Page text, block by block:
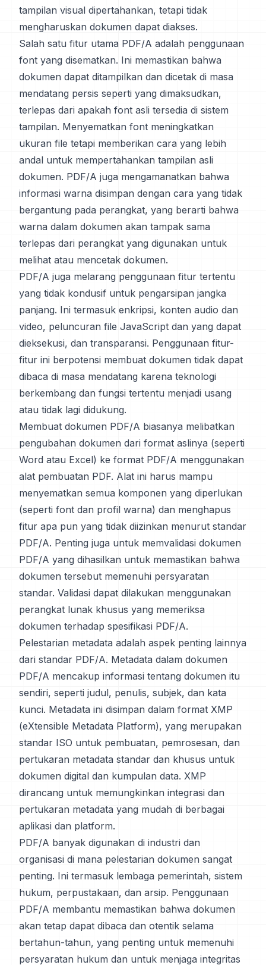
tampilan visual dipertahankan, tetapi tidak
mengharuskan dokumen dapat diakses.
Salah satu fitur utama PDF/A adalah penggunaan
font yang disematkan. Ini memastikan bahwa
dokumen dapat ditampilkan dan dicetak di masa
mendatang persis seperti yang dimaksudkan,
terlepas dari apakah font asli tersedia di sistem
tampilan. Menyematkan font meningkatkan
ukuran file tetapi memberikan cara yang lebih
andal untuk mempertahankan tampilan asli
dokumen. PDF/A juga mengamanatkan bahwa
informasi warna disimpan dengan cara yang tidak
bergantung pada perangkat, yang berarti bahwa
warna dalam dokumen akan tampak sama
terlepas dari perangkat yang digunakan untuk
melihat atau mencetak dokumen.
PDF/A juga melarang penggunaan fitur tertentu
yang tidak kondusif untuk pengarsipan jangka
panjang. Ini termasuk enkripsi, konten audio dan
video, peluncuran file JavaScript dan yang dapat
dieksekusi, dan transparansi. Penggunaan fitur-
fitur ini berpotensi membuat dokumen tidak dapat
dibaca di masa mendatang karena teknologi
berkembang dan fungsi tertentu menjadi usang
atau tidak lagi didukung.
Membuat dokumen PDF/A biasanya melibatkan
pengubahan dokumen dari format aslinya (seperti
Word atau Excel) ke format PDF/A menggunakan
alat pembuatan PDF. Alat ini harus mampu
menyematkan semua komponen yang diperlukan
(seperti font dan profil warna) dan menghapus
fitur apa pun yang tidak diizinkan menurut standar
PDF/A. Penting juga untuk memvalidasi dokumen
PDF/A yang dihasilkan untuk memastikan bahwa
dokumen tersebut memenuhi persyaratan
standar. Validasi dapat dilakukan menggunakan
perangkat lunak khusus yang memeriksa
dokumen terhadap spesifikasi PDF/A.
Pelestarian metadata adalah aspek penting lainnya
dari standar PDF/A. Metadata dalam dokumen
PDF/A mencakup informasi tentang dokumen itu
sendiri, seperti judul, penulis, subjek, dan kata
kunci. Metadata ini disimpan dalam format XMP
(eXtensible Metadata Platform), yang merupakan
standar ISO untuk pembuatan, pemrosesan, dan
pertukaran metadata standar dan khusus untuk
dokumen digital dan kumpulan data. XMP
dirancang untuk memungkinkan integrasi dan
pertukaran metadata yang mudah di berbagai
aplikasi dan platform.
PDF/A banyak digunakan di industri dan
organisasi di mana pelestarian dokumen sangat
penting. Ini termasuk lembaga pemerintah, sistem
hukum, perpustakaan, dan arsip. Penggunaan
PDF/A membantu memastikan bahwa dokumen
akan tetap dapat dibaca dan otentik selama
bertahun-tahun, yang penting untuk memenuhi
persyaratan hukum dan untuk menjaga integritas